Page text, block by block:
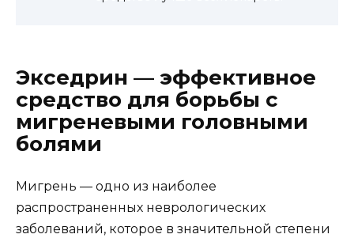
Экседрин — эффективное
средство для борьбы с
мигреневыми головными
болями
Мигрень — одно из наиболее
распространенных неврологических
заболеваний, которое в значительной степени